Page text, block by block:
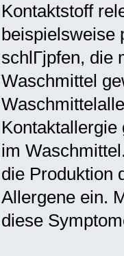
Kontaktstoff
beispielsweise
schlГјpfen, die
Waschmittel
im
die Produktion
Allergene ein.
diese